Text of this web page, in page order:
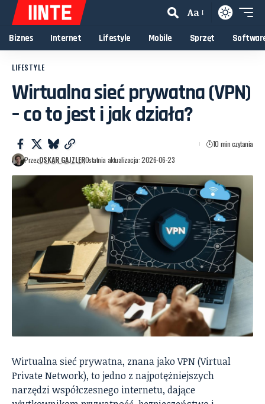
Aa
Biznes Internet Lifestyle Mobile Sprzęt
LIFESTYLE
Wirtualna sieć prywatna (VPN)
– co to jest i jak działa?
PrzezOSKAR GAJZLEROstatnia aktualizacja: 2026-06-23
10 min czytania
Wirtualna sieć prywatna, znana jako VPN (Virtual
Private Network), to jedno z najpotężniejszych
narzędzi współczesnego internetu, dające